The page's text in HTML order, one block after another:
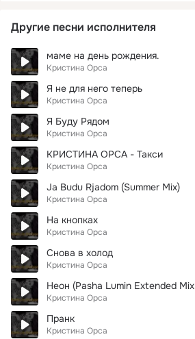
Другие песни исполнителя
маме на день рождения.
Кристина Орса
Я не для него теперь
Кристина Орса
Я Буду Рядом
Кристина Орса
КРИСТИНА ОРСА - Такси
Кристина Орса
Ja Budu Rjadom (Summer Mix)
Кристина Орса
На кнопках
Кристина Орса
Снова в холод
Кристина Орса
Неон (Pasha Lumin Extended Mix
Кристина Орса
Пранк
Кристина Орса